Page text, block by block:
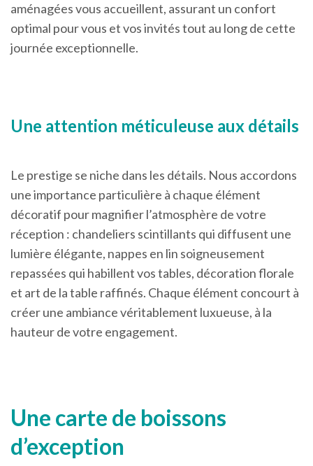
aménagées vous accueillent, assurant un confort
optimal pour vous et vos invités tout au long de cette
journée exceptionnelle.
Une attention méticuleuse aux détails
Le prestige se niche dans les détails. Nous accordons
une importance particulière à chaque élément
décoratif pour magnifier l’atmosphère de votre
réception : chandeliers scintillants qui diffusent une
lumière élégante, nappes en lin soigneusement
repassées qui habillent vos tables, décoration florale
et art de la table raffinés. Chaque élément concourt à
créer une ambiance véritablement luxueuse, à la
hauteur de votre engagement.
Une carte de boissons
d’exception